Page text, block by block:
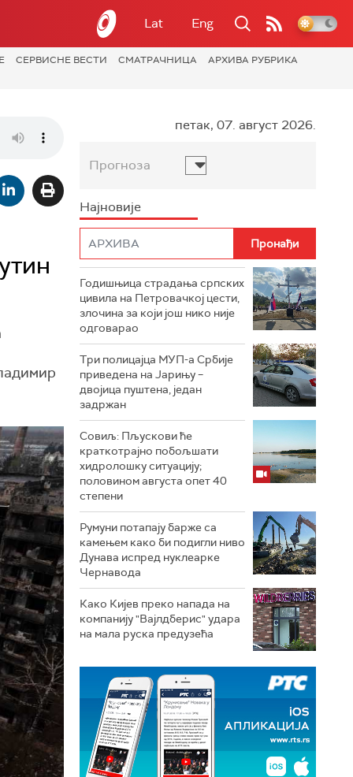
Lat Eng
СЕРВИСНЕ ВЕСТИ СМАТРАЧНИЦА
АРХИВА РУБРИКА
петак, 07. август 2026.
Прогноза
Најновије
Годишњица страдања српских
цивила на Петровачкој цести,
злочина за који још нико није
одговарао
Три полицајца МУП-а Србије
приведена на Јарињу –
двојица пуштена, један
задржан
Совиљ: Пљускови ће
краткотрајно побољшати
хидролошку ситуацију;
половином августа опет 40
степени
Румуни потапају барже са
камењем како би подигли ниво
Дунава испред нуклеарке
Чернавода
Како Кијев преко напада на
компанију "Вајлдберис" удара
на мала руска предузећа